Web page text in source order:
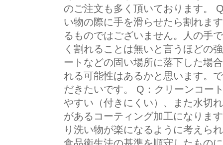
のご注文も多く頂いております。
い物の際に手を滑らせたら割れま
るものではございません。人の手
く割れることは無いと言うほどの
ートなどの固い場所に落下した場
れる可能性はあるかと思います。
だきたいです。 Q：クリーンコー
やすい（付きにくい）、また水切
があるコーティング加工になりま
り洗い物が楽になるように考えら